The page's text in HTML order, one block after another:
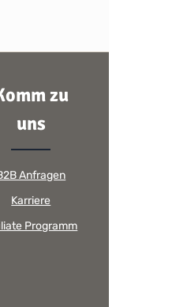
zu
uns
Anfragen
Karriere
Programm